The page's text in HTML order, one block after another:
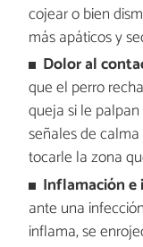
cojear o bien
más apáticos y
Dolor al
que el perro
queja si le
señales de
tocarle la zona
Inflamación
ante una
inflama, se